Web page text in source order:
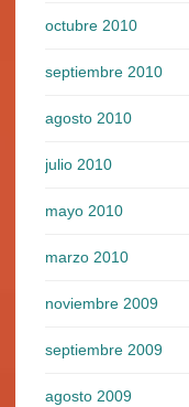
octubre 2010
septiembre 2010
agosto 2010
julio 2010
mayo 2010
marzo 2010
noviembre 2009
septiembre 2009
agosto 2009